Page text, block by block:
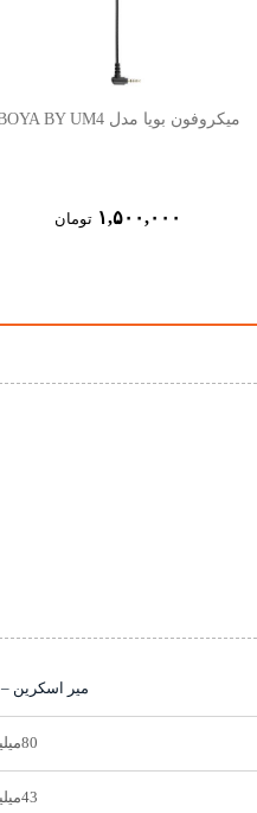
میکروفون بویا مدل BOYA BY UM4
۱,۵۰۰,۰۰۰ تومان
میر اسکرین – MiraScreen
80میلیمتر
43میلیمتر